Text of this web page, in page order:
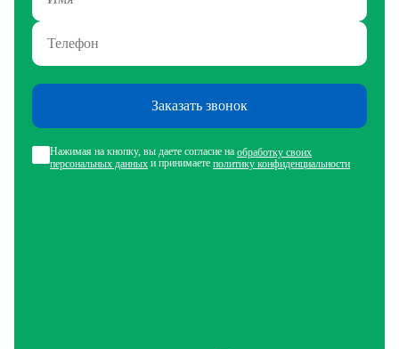
Заказать звонок
Нажимая на кнопку, вы даете согласие на обработку своих
персональных данных и принимаете политику конфиденциальности